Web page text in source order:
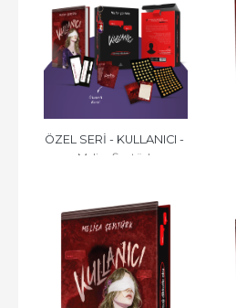
ÖZEL SERİ - KULLANICI -
Melisa Şentürk